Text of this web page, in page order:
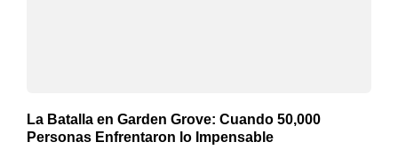
La Batalla en Garden Grove: Cuando 50,000
Personas Enfrentaron lo Impensable